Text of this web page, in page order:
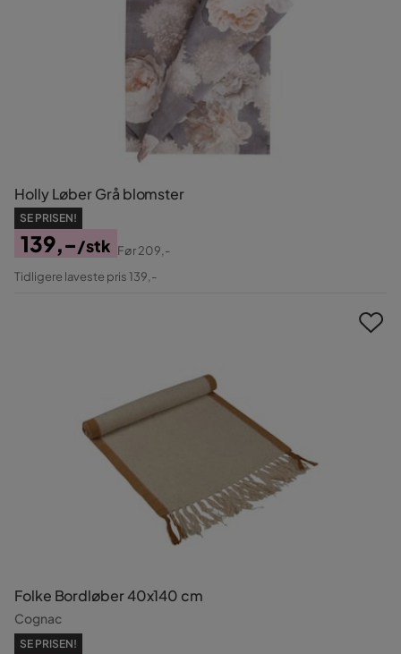
Holly Løber Grå blomster
SE PRISEN!
Pris
139,-/stk
Original
Før209,-
Tidligere laveste pris 139,-
Folke Bordløber 40x140 cm
Cognac
SE PRISEN!